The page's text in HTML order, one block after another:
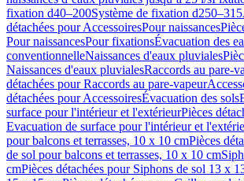
fixation d40–200Système de fixation d250–315
détachées pour AccessoiresPour naissances
Pour naissancesPour fixationsÉvacuation des
conventionnelleNaissances d'eaux pluviales
Naissances d'eaux pluvialesRaccords au pare-
détachées pour Raccords au pare-vapeur
détachées pour AccessoiresÉvacuation des sols
surface pour l'intérieur et l'extérieurPièces
Evacuation de surface pour l'intérieur et
pour balcons et terrasses, 10 x 10 cmPièces
de sol pour balcons et terrasses, 10 x 10 cm
cmPièces détachées pour Siphons de sol 13 x